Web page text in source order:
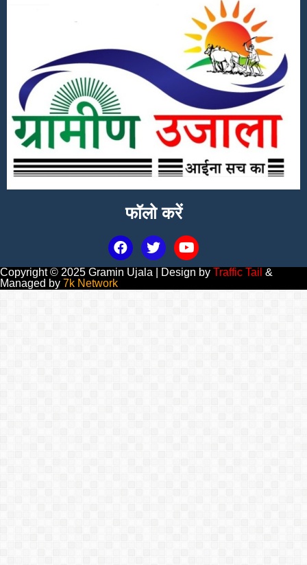
फॉलो करें
Copyright © 2025 Gramin Ujala | Design by Traffic Tail &
Managed by 7k Network